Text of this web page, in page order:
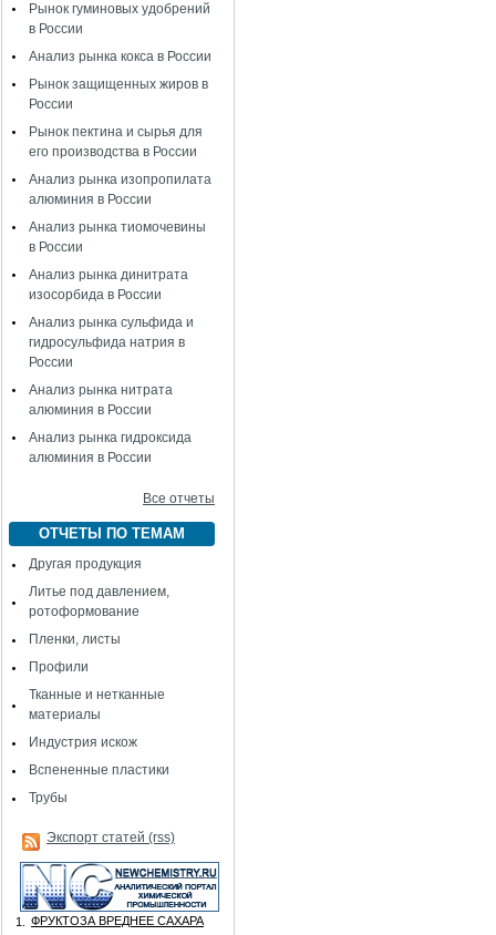
Рынок гуминовых удобрений
в России
Анализ рынка кокса в России
Рынок защищенных жиров в
России
Рынок пектина и сырья для
его производства в России
Анализ рынка изопропилата
алюминия в России
Анализ рынка тиомочевины
в России
Анализ рынка динитрата
изосорбида в России
Анализ рынка сульфида и
гидросульфида натрия в
России
Анализ рынка нитрата
алюминия в России
Анализ рынка гидроксида
алюминия в России
Все отчеты
ОТЧЕТЫ ПО ТЕМАМ
Другая продукция
Литье под давлением,
ротоформование
Пленки, листы
Профили
Тканные и нетканные
материалы
Индустрия искож
Вспененные пластики
Трубы
Экспорт статей (rss)
1.
ФРУКТОЗА ВРЕДНЕЕ САХАРА